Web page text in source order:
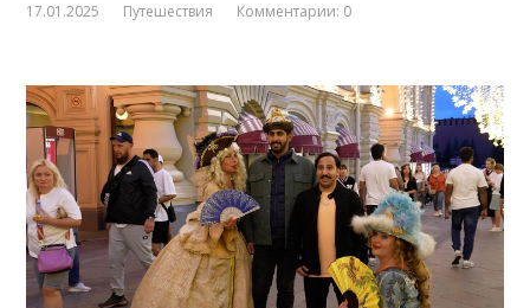
17.01.2025 Путешествия Комментарии: 0